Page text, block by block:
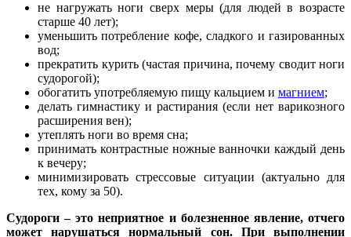
не нагружать ноги сверх меры (для людей в возрасте
старше 40 лет);
уменьшить потребление кофе, сладкого и газированных
вод;
прекратить курить (частая причина, почему сводит ноги
судорогой);
обогатить употребляемую пищу кальцием и магнием;
делать гимнастику и растирания (если нет варикозного
расширения вен);
утеплять ноги во время сна;
принимать контрастные ножные ванночки каждый день
к вечеру;
минимизировать стрессовые ситуации (актуально для
тех, кому за 50).
Судороги – это неприятное и болезненное явление, отчего
может нарушаться нормальный сон. При выполнении